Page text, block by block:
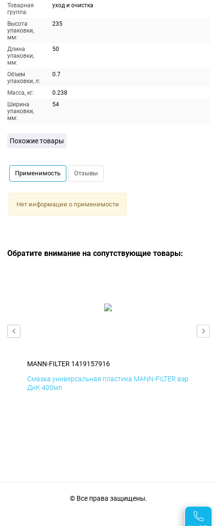
Товарная
группа:
уход и очистка
Высота
упаковки,
мм:
235
Длина
упаковки,
мм:
50
Объем
упаковки, л:
0.7
Масса, кг:
0.238
Ширина
упаковки,
мм:
54
Похожие товары
Применимость Отзывы
Нет информации о применимости
Обратите внимание на сопутствующие товары:
MANN-FILTER 1419157916
Смазка универсальная пластика MANN-FILTER аэр
ДиК 400мл
© Все права защищены.